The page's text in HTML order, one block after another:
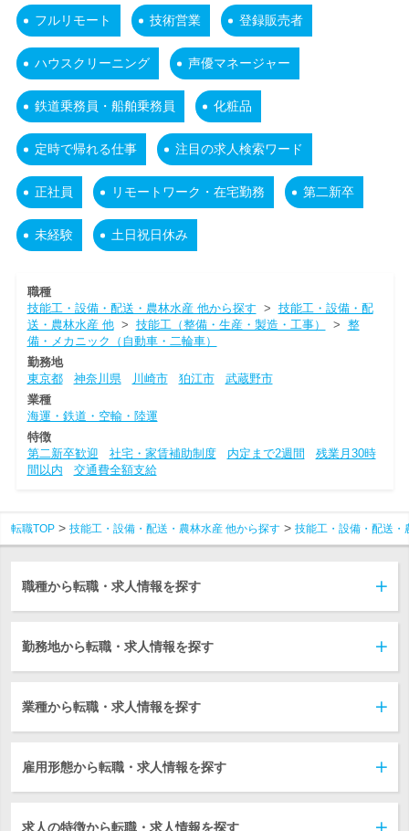
フルリモート 技術営業 登録販売者
ハウスクリーニング 声優マネージャー
鉄道乗務員・船舶乗務員 化粧品
定時で帰れる仕事 注目の求人検索ワード
正社員 リモートワーク・在宅勤務 第二新卒
未経験 土日祝日休み
職種
技能工・設備・配送・農林水産 他から探す > 技能工・設備・配
送・農林水産 他> 技能工（整備・生産・製造・工事） > 整
備・メカニック（自動車・二輪車）
勤務地
東京都
神奈川県 川崎市 狛江市
武蔵野市
業種
海運・鉄道・空輸・陸運
特徴
第二新卒歓迎
社宅・家賃補助制度 内定まで2週間
残業月30時
間以内
交通費全額支給
転職TOP 技能工・設備・配送・農林水産 他から探す 技能工・設備・配送・
職種から転職・求人情報を探す
勤務地から転職・求人情報を探す
業種から転職・求人情報を探す
雇用形態から転職・求人情報を探す
求人の特徴から転職・求人情報を探す